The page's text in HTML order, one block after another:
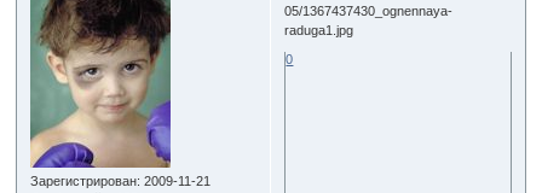
Зарегистрирован: 2009-11-21
0